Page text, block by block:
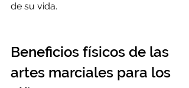
de su vida.
Beneficios físicos de las
artes marciales para los